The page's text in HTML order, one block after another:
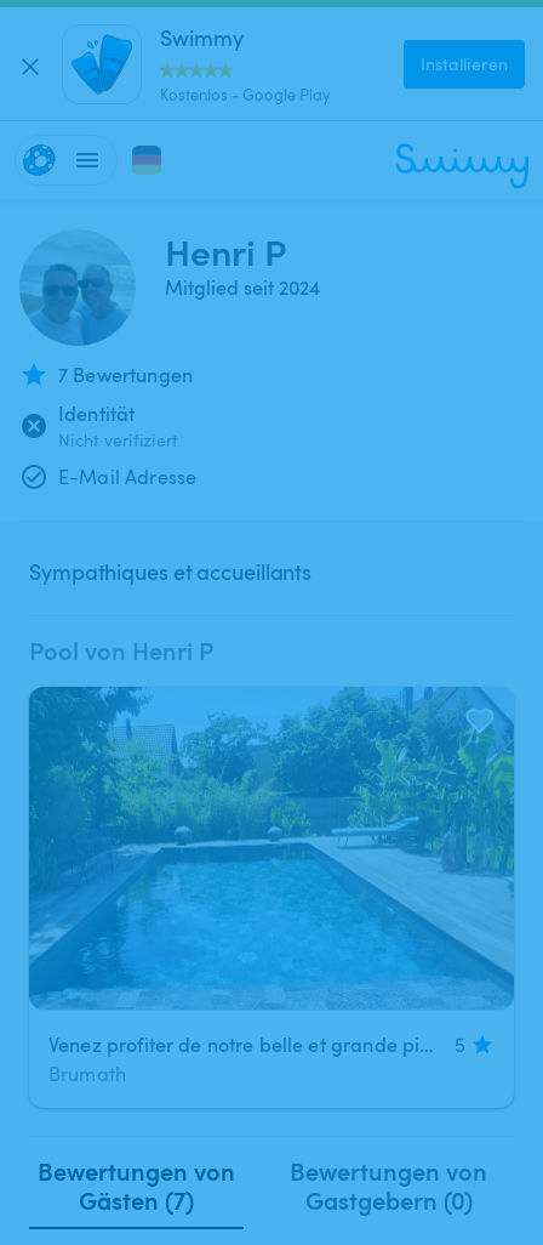
Swimmy
Kostenlos - Google Play
Installieren
Henri P
Mitglied seit 2024
7 Bewertungen
Identität
Nicht verifiziert
E-Mail Adresse
Sympathiques et accueillants
Pool von Henri P
Venez profiter de notre belle et grande piscine chauffée avec une plage pour vous relaxer dans l'eau. A votre disposition, un pool house et un salon de jardin. Dimensions de la piscine 10 m × 5 m. Musique non autorisée.
5
Brumath
Bewertungen von
Gästen (7)
Bewertungen von
Gastgebern (0)